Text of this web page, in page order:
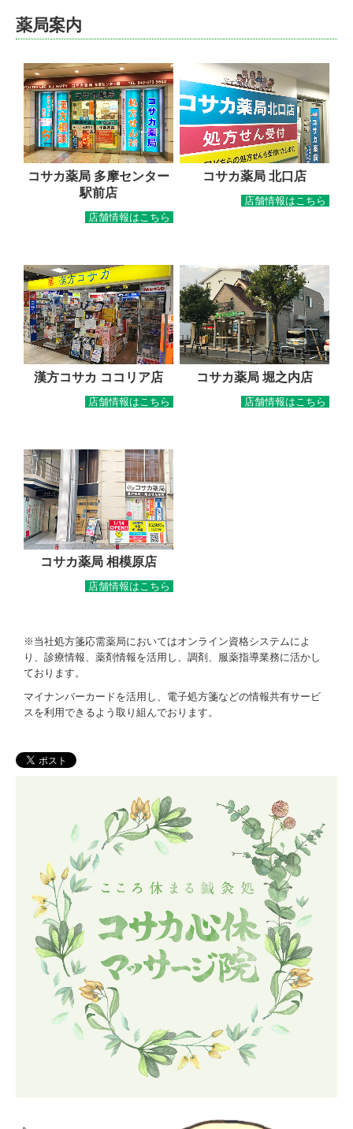
薬局案内
コサカ薬局 多摩センター
駅前店
店舗情報はこちら
コサカ薬局 北口店
店舗情報はこちら
漢方コサカ ココリア店
店舗情報はこちら
コサカ薬局 堀之内店
店舗情報はこちら
コサカ薬局 相模原店
店舗情報はこちら
※当社処方箋応需薬局においてはオンライン資格システムによ
り、診療情報、薬剤情報を活用し、調剤、服薬指導業務に活かし
ております。
マイナンバーカードを活用し、電子処方箋などの情報共有サービ
スを利用できるよう取り組んでおります。